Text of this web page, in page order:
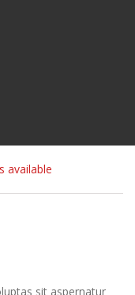
available
sit aspernatur